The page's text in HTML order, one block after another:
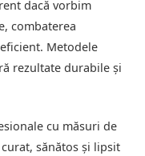
dacă vorbim
combaterea
Metodele
rezultate durabile și
cu măsuri de
sănătos și lipsit